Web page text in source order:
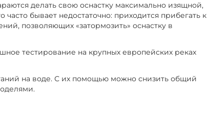
делать свою оснастку максимально изящной,
бывает недостаточно: приходится прибегать к
позволяющих «затормозить» оснастку в
тестирование на крупных европейских реках
на воде. С их помощью можно снизить общий